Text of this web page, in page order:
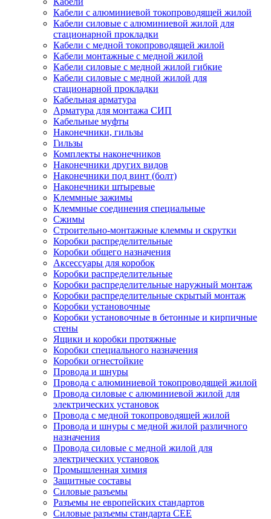
Кабели с алюминиевой токопроводящей жилой
Кабели силовые с алюминиевой жилой для
стационарной прокладки
Кабели с медной токопроводящей жилой
Кабели монтажные с медной жилой
Кабели силовые с медной жилой гибкие
Кабели силовые с медной жилой для
стационарной прокладки
Кабельная арматура
Арматура для монтажа СИП
Кабельные муфты
Наконечники, гильзы
Гильзы
Комплекты наконечников
Наконечники других видов
Наконечники под винт (болт)
Наконечники штыревые
Клеммные зажимы
Клеммные соединения специальные
Сжимы
Строительно-монтажные клеммы и скрутки
Коробки распределительные
Коробки общего назначения
Аксессуары для коробок
Коробки распределительные
Коробки распределительные наружный монтаж
Коробки распределительные скрытый монтаж
Коробки установочные
Коробки установочные в бетонные и кирпичные
стены
Ящики и коробки протяжные
Коробки специального назначения
Коробки огнестойкие
Провода и шнуры
Провода с алюминиевой токопроводящей жилой
Провода силовые с алюминиевой жилой для
электрических установок
Провода с медной токопроводящей жилой
Провода и шнуры с медной жилой различного
назначения
Провода силовые с медной жилой для
электрических установок
Промышленная химия
Защитные составы
Силовые разъемы
Разъемы не европейских стандартов
Силовые разъемы стандарта CEE